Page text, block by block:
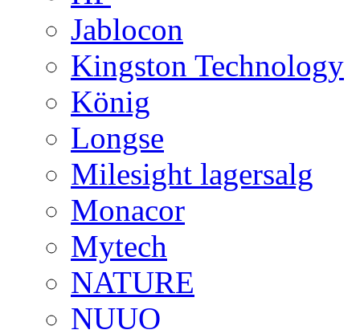
Jablocon
Kingston Technology
König
Longse
Milesight lagersalg
Monacor
Mytech
NATURE
NUUO